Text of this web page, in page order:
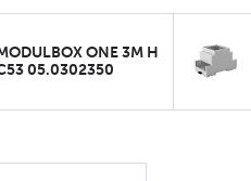
ONE 3M H
05.0302350